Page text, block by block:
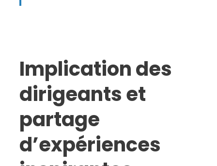
Implication des
dirigeants et
partage
d’expériences